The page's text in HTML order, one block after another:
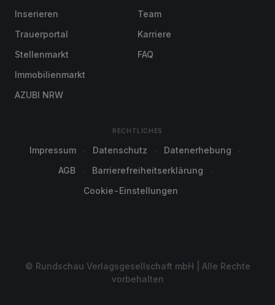
Inserieren
Trauerportal
Stellenmarkt
Immobilienmarkt
AZUBI NRW
Team
Karriere
FAQ
RECHTLICHES
Impressum Datenschutz
Datenerhebung
AGB
Barrierefreiheitserklärung
Cookie-Einstellungen
© Rundschau Verlagsgesellschaft mbH | Alle Rechte
vorbehalten